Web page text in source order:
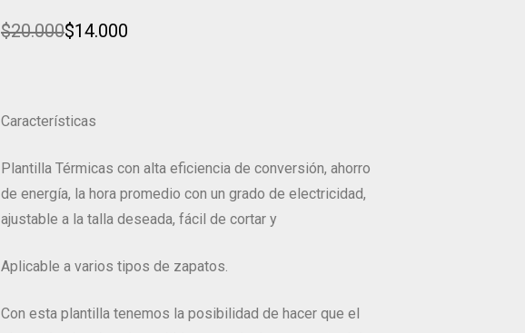
$20.000
Original $14.000
Current
Características
Plantilla Térmicas con alta eficiencia de conversión, ahorro
de energía, la hora promedio con un grado de electricidad,
ajustable a la talla deseada, fácil de cortar y
Aplicable a varios tipos de zapatos.
Con esta plantilla tenemos la posibilidad de hacer que el